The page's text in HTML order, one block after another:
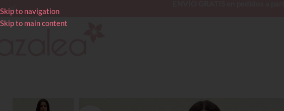
Skip to navigation
Skip to main content